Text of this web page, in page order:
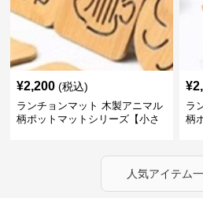
¥2,200 (税込)
ランチョンマット 木製アニマル
柄ポットマットシリーズ【小さ
¥
ラ
柄
人気アイテム